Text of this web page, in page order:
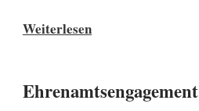
WeiterlesenRückblick:
Ehrenamtsengagement